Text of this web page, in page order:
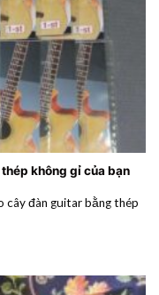
không gỉ của bạn
cây đàn guitar bằng thép